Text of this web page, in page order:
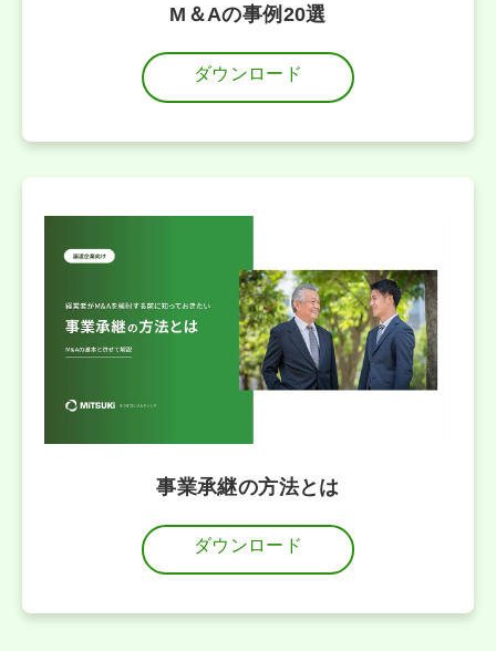
M＆Aの事例20選
ダウンロード
事業承継の方法とは
ダウンロード